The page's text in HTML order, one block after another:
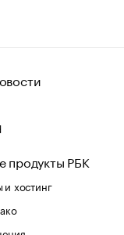
продукты РБК
хостинг